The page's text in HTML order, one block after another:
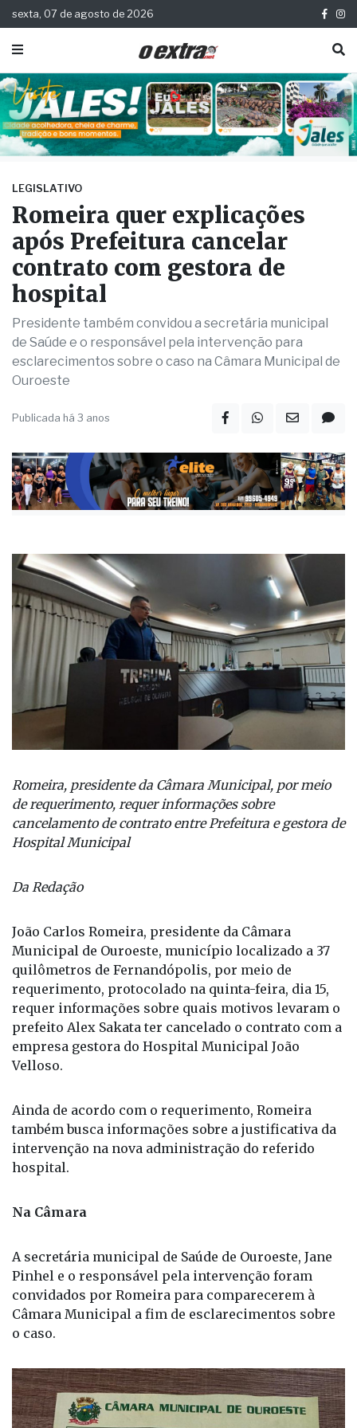
sexta, 07 de agosto de 2026
LEGISLATIVO
Romeira quer explicações
após Prefeitura cancelar
contrato com gestora de
hospital
Presidente também convidou a secretária municipal
de Saúde e o responsável pela intervenção para
esclarecimentos sobre o caso na Câmara Municipal de
Ouroeste
Publicada há 3 anos
Romeira, presidente da Câmara Municipal, por meio
de requerimento, requer informações sobre
cancelamento de contrato entre Prefeitura e gestora de
Hospital Municipal
Da Redação
João Carlos Romeira, presidente da Câmara
Municipal de Ouroeste, município localizado a 37
quilômetros de Fernandópolis, por meio de
requerimento, protocolado na quinta-feira, dia 15,
requer informações sobre quais motivos levaram o
prefeito Alex Sakata ter cancelado o contrato com a
empresa gestora do Hospital Municipal João
Velloso.
Ainda de acordo com o requerimento, Romeira
também busca informações sobre a justificativa da
intervenção na nova administração do referido
hospital.
Na Câmara
A secretária municipal de Saúde de Ouroeste, Jane
Pinhel e o responsável pela intervenção foram
convidados por Romeira para comparecerem à
Câmara Municipal a fim de esclarecimentos sobre
o caso.